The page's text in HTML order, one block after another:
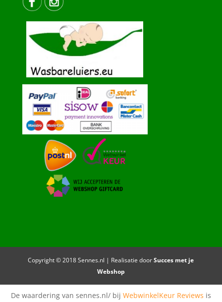
Copyright © 2018 Sennes.nl | Realisatie doorSucces met je
Webshop
De waardering van sennes.nl/ bij WebwinkelKeur Reviews is